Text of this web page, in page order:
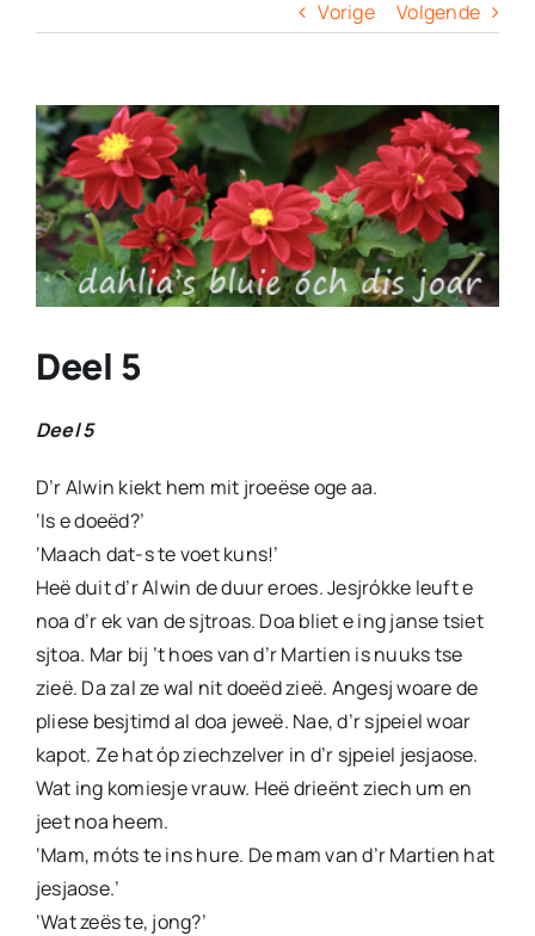
Contact
Vorige Volgende
View
Larger
Image
Deel 5
Deel 5
D’r Alwin kiekt hem mit jroeëse oge aa.
‘Is e doeëd?’
‘Maach dat-s te voet kuns!’
Heë duit d’r Alwin de duur eroes. Jesjrókke leuft e
noa d’r ek van de sjtroas. Doa bliet e ing janse tsiet
sjtoa. Mar bij ’t hoes van d’r Martien is nuuks tse
zieë. Da zal ze wal nit doeëd zieë. Angesj woare de
pliese besjtimd al doa jeweë. Nae, d’r sjpeiel woar
kapot. Ze hat óp ziechzelver in d’r sjpeiel jesjaose.
Wat ing komiesje vrauw. Heë drieënt ziech um en
jeet noa heem.
‘Mam, móts te ins hure. De mam van d’r Martien hat
jesjaose.’
‘Wat zeës te, jong?’